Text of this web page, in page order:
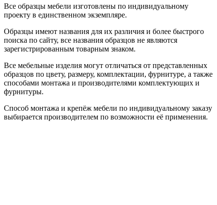
Все образцы мебели изготовлены по индивидуальному
проекту в единственном экземпляре.
Образцы имеют названия для их различия и более быстрого
поиска по сайту, все названия образцов не являются
зарегистрированным товарным знаком.
Все мебельные изделия могут отличаться от представленных
образцов по цвету, размеру, комплектации, фурнитуре, а также
способами монтажа и производителями комплектующих и
фурнитуры.
Способ монтажа и крепёж мебели по индивидуальному заказу
выбирается производителем по возможности её применения.